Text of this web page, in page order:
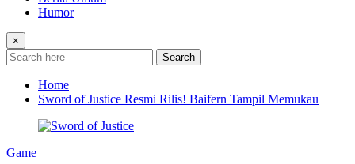
Humor
×
Search
Home
Sword of Justice Resmi Rilis! Baifern Tampil Memukau
Game